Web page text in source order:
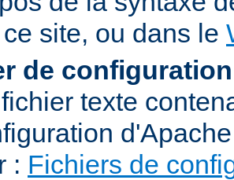
site, ou dans le
de
texte
: Fichiers de